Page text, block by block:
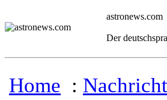
astronews.com
Der
Home :